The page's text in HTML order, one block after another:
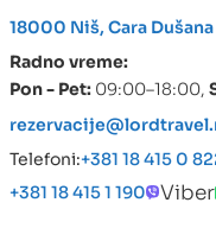
18000 Niš, Cara
Radno vreme:
Pon - Pet: 09:00–18:00,
Telefoni:+381 18 415 0
+381 18 415 1 190
Viber